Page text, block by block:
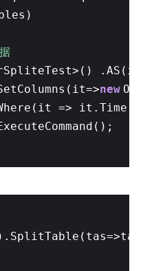
new
=>